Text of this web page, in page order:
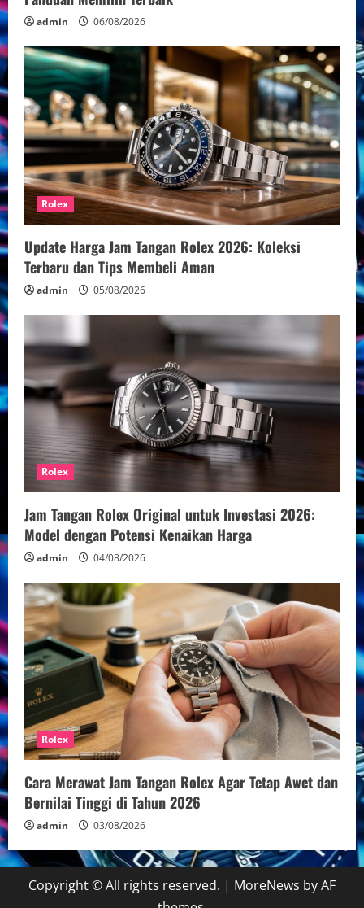
admin 06/08/2026
Rolex
Update Harga Jam Tangan Rolex 2026: Koleksi
Terbaru dan Tips Membeli Aman
admin 05/08/2026
Rolex
Jam Tangan Rolex Original untuk Investasi 2026:
Model dengan Potensi Kenaikan Harga
admin 04/08/2026
Rolex
Cara Merawat Jam Tangan Rolex Agar Tetap Awet dan
Bernilai Tinggi di Tahun 2026
admin 03/08/2026
Copyright © All rights reserved. | MoreNews by AF